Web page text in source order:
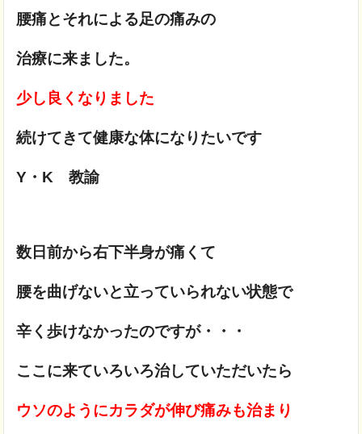
腰痛とそれによる足の痛みの
治療に来ました。
少し良くなりました
続けてきて健康な体になりたいです
Y・K 教諭
数日前から右下半身が痛くて
腰を曲げないと立っていられない状態で
辛く歩けなかったのですが・・・
ここに来ていろいろ治していただいたら
ウソのようにカラダが伸び痛みも治まり